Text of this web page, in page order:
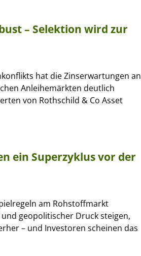
– Selektion wird zur
hat die Zinserwartungen an
Anleihemärkten deutlich
von Rothschild & Co Asset
ein Superzyklus vor der
am Rohstoffmarkt
geopolitischer Druck steigen,
– und Investoren scheinen das